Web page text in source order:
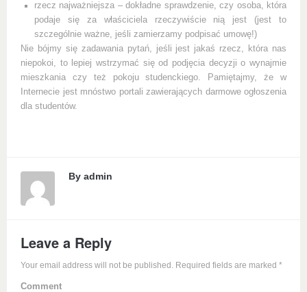
rzecz najważniejsza – dokładne sprawdzenie, czy osoba, która
podaje się za właściciela rzeczywiście nią jest (jest to
szczególnie ważne, jeśli zamierzamy podpisać umowę!)
Nie bójmy się zadawania pytań, jeśli jest jakaś rzecz, która nas
niepokoi, to lepiej wstrzymać się od podjęcia decyzji o wynajmie
mieszkania czy też pokoju studenckiego. Pamiętajmy, że w
Internecie jest mnóstwo portali zawierających darmowe ogłoszenia
dla studentów.
By admin
Leave a Reply
Your email address will not be published. Required fields are marked *
Comment